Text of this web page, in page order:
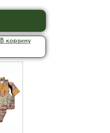
В корзину